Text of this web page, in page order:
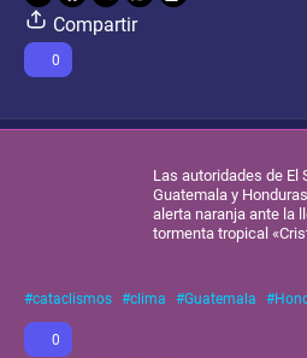
Compartir
0
Las autoridades de El
Guatemala y
alerta naranja ante la
tormenta tropical
cataclismos clima Guatemala
0